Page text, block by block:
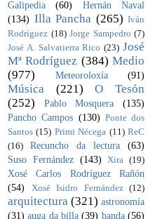
Galipedia (60)
Hernán Naval
(134) Illa Pancha (265) Iván
Rodríguez (18) Jorge Sampedro (7)
José A. Salvatierra Rico (23) José
Mª Rodríguez (384) Medio
(977)
Meteoroloxía (91)
Música (221)
O Tesón
(252)
Pablo Mosquera
(135)
Pancho Campos (130) Ponte dos
Santos (15) Primi Nécega (11) ReC
(16)
Recuncho da lectura
(63)
Suso Fernández (143) Xira (19)
Xosé Carlos Rodríguez Rañón
(54)
Xosé Isidro Fernández (12)
arquitectura (321) astronomía
(31) auga da billa (39) banda (56)